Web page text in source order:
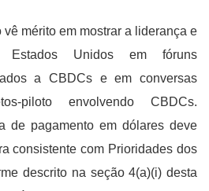
mérito em mostrar a liderança e
Unidos em fóruns
a CBDCs e em conversas
piloto envolvendo CBDCs.
de pagamento em dólares deve
consistente com Prioridades dos
descrito na seção 4(a)(i) desta